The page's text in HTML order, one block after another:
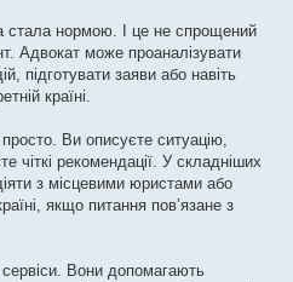
стала нормою. І це не спрощений
Адвокат може проаналізувати
підготувати заяви або навіть
країні.
Ви описуєте ситуацію,
чіткі рекомендації. У складніших
з місцевими юристами або
якщо питання пов’язане з
Вони допомагають